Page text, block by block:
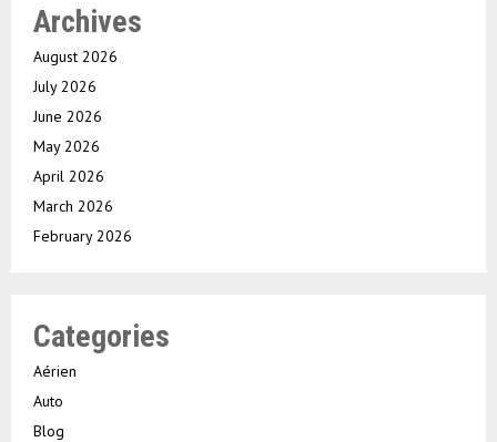
Archives
August 2026
July 2026
June 2026
May 2026
April 2026
March 2026
February 2026
Categories
Aérien
Auto
Blog